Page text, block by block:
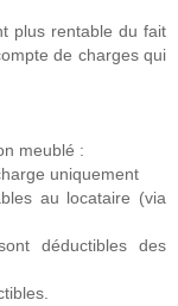
plus rentable du fait
de charges qui
meublé :
uniquement
au locataire (via
déductibles des